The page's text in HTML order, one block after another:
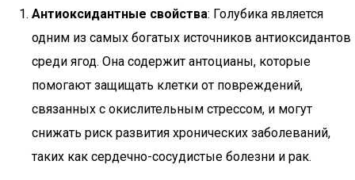
Антиоксидантные свойства: Голубика является
одним из самых богатых источников антиоксидантов
среди ягод. Она содержит антоцианы, которые
помогают защищать клетки от повреждений,
связанных с окислительным стрессом, и могут
снижать риск развития хронических заболеваний,
таких как сердечно-сосудистые болезни и рак.